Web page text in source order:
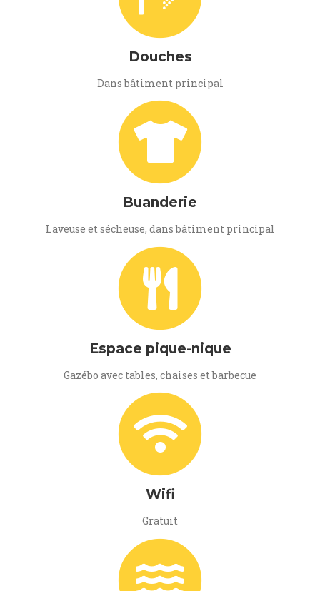
Douches
Dans bâtiment principal
Buanderie
Laveuse et sécheuse, dans bâtiment principal
Espace pique-nique
Gazébo avec tables, chaises et barbecue
Wifi
Gratuit